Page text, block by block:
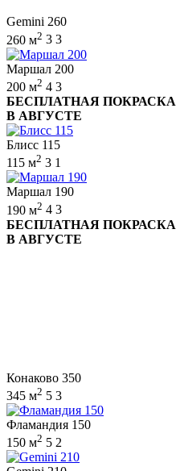
Gemini 260
260 м2 3 3
Маршал 200
200 м2 4 3
БЕСПЛАТНАЯ ПОКРАСКА
В АВГУСТЕ
Блисс 115
115 м2 3 1
Маршал 190
190 м2 4 3
БЕСПЛАТНАЯ ПОКРАСКА
В АВГУСТЕ
Конаково 350
345 м2 5 3
Фламандия 150
150 м2 5 2